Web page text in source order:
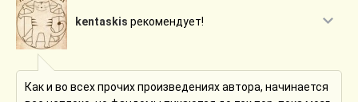
kentaskis рекомендует!
Как и во всех прочих произведениях автора, начинается